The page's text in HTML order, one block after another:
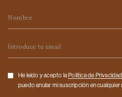
Checkbox
He leído y acepto la Politica de Privacidad
puedo anular mi suscripción en